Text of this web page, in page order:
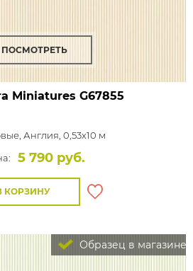
ПОСМОТРЕТЬ
Miniatures G67855
Англия, 0,53x10 м
5 790 руб.
КОРЗИНУ
Образец в магазине